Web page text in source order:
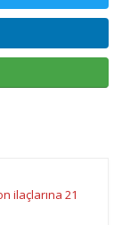
ilaçlarına 21